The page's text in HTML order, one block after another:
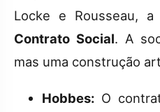
Locke e Rousseau,
Contrato Social. A
mas uma construção
Hobbes: O